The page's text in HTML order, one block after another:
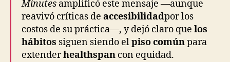
Minutes amplificó este mensaje —aunque
reavivó críticas de accesibilidadpor los
costos de su práctica—, y dejó claro que los
hábitos siguen siendo elpiso comúnpara
extenderhealthspan con equidad.